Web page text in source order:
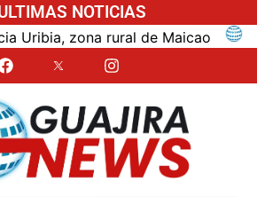
NOTICIAS
zona rural de Maicao